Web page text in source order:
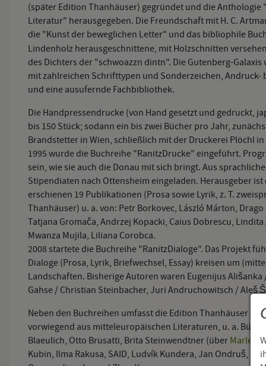
(später Edition Thanhäuser) gegründet und die Anthologie
Literatur" herausgegeben. Die Freundschaft mit H. C.
die "Kunst der beweglichen Letter" und das bibliophile
Lindenholz herausgeschnittene, mit Holzschnitten
des Dichters der "schwoazzn dintn". Die Gutenberg-Galaxis
mit zahlreichen Schrifttypen und Sonderzeichen, Andruck-
und eine ausufernde Fachbibliothek.
Die Handpressendrucke (von Hand gesetzt und gedruckt,
bis 150 Stück; sodann ein bis zwei Bücher pro Jahr,
Brandstetter in Wien, schließlich mit der Druckerei Plöchl
1995 wurde die Buchreihe "RanitzDrucke" eingeführt.
sein, wie sie auch die Donau mit sich bringt. Aus
Stipendiaten nach Ottensheim eingeladen. Herausgeber
erschienen 19 Publikationen (Prosa sowie Lyrik, z. T.
Thanhäuser) u. a. von: Petr Borkovec, László Márton,
Tatjana Gromača, Andrzej Kopacki, Caius Dobrescu,
Mwanza Mujila, Liliana Corobca.
2008 startete die Buchreihe "RanitzDialoge". Das Projekt
Dialoge (Prosa, Lyrik, Briefwechsel, Essay) kreisen um
Landschaften. Bisherige Autoren waren Eugenijus
Gahse / Christian Steinbacher, Juri Andruchowitsch / Aleš
Neben den Buchreihen umfasst die Edition Thanhäuser
vorwiegend aus mitteleuropäischen Literaturen, u. a.
Blaeulich, Otto Brusatti, Brita Steinwendtner (über Marlen
Kubin, Ilma Rakusa, SAID, Ludvík Kundera, Jan Ondruš,